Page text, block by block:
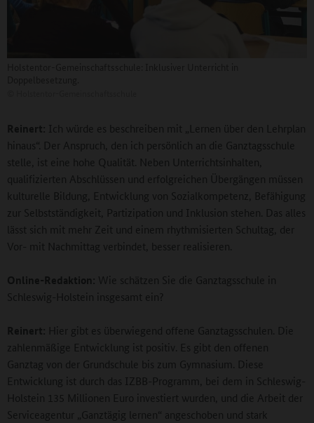
Reinert: Ich würde es beschreiben mit „Lernen über den Lehrplan
hinaus“. Der Anspruch, den ich persönlich an die Ganztagsschule
stelle, ist eine hohe Qualität. Neben Unterrichtsinhalten,
qualifizierten Abschlüssen und erfolgreichen Übergängen müssen
kulturelle Bildung, Entwicklung von Sozialkompetenz, Befähigung
zur Selbstständigkeit, Partizipation und Inklusion stehen. Das alles
lässt sich mit mehr Zeit und einem rhythmisierten Schultag, der
Vor- mit Nachmittag verbindet, besser realisieren.
Online-Redaktion: Wie schätzen Sie die Ganztagsschule in
Schleswig-Holstein insgesamt ein?
Reinert: Hier gibt es überwiegend offene Ganztagsschulen. Die
zahlenmäßige Entwicklung ist positiv. Es gibt den offenen
Ganztag von der Grundschule bis zum Gymnasium. Diese
Entwicklung ist durch das IZBB-Programm, bei dem in Schleswig-
Holstein 135 Millionen Euro investiert wurden, und die Arbeit der
Serviceagentur „Ganztägig lernen“ angeschoben und stark